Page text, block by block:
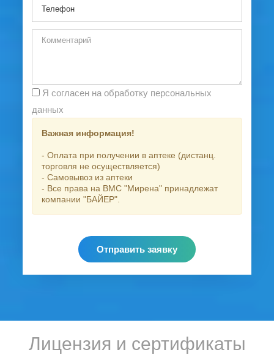
данных
Важная информация!
- Оплата при получении в аптеке (дистанц.
торговля не осуществляется)
- Самовывоз из аптеки
- Все права на ВМС "Мирена" принадлежат
компании "БАЙЕР".
Отправить заявку
Лицензия и сертификаты